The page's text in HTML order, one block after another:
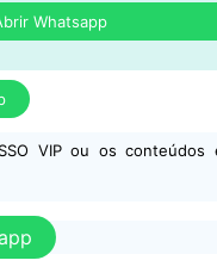
Whatsapp
VIP ou os